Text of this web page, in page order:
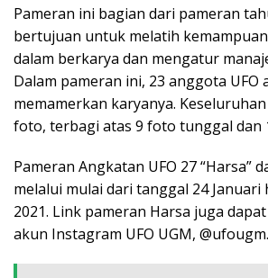
Pameran ini bagian dari pameran
bertujuan untuk melatih
dalam berkarya dan mengatur
Dalam pameran ini, 23 anggota UFO
memamerkan karyanya.
foto, terbagi atas 9 foto tunggal dan
Pameran Angkatan UFO 27 “Harsa”
melalui mulai dari tanggal 24 Januari
2021. Link pameran Harsa juga
akun Instagram UFO UGM, @ufougm.